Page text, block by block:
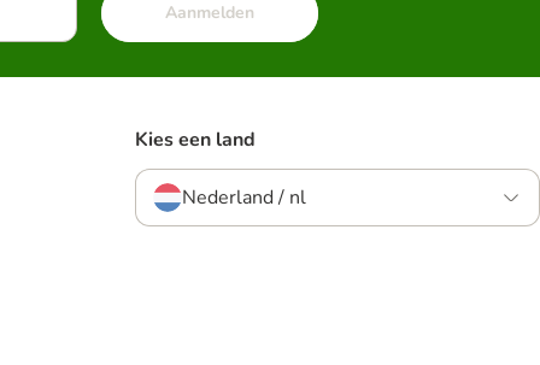
Aanmelden
Kies een land
Nederland / nl